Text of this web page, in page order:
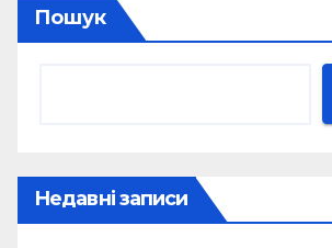
Пошук
Недавні записи